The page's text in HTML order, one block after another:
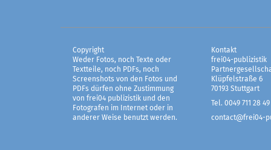
Copyright
Weder Fotos, noch Texte oder
Textteile, noch PDFs, noch
Screenshots von den Fotos und
PDFs dürfen ohne Zustimmung
von frei04 publizistik und den
Fotografen im Internet oder in
anderer Weise benutzt werden.
Kontakt
frei04-publizistik
Klüpfelstraße 6
70193 Stuttgart
Tel. 0049 711 28 49
contact@frei04-